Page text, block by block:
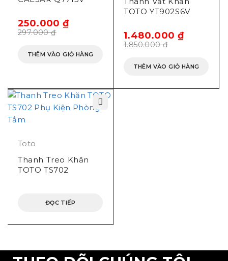
297.000₫
250.000₫
THÊM VÀO GIỎ HÀNG
TOTO YT902S6V
1.850.000₫
1.480.000₫
THÊM VÀO GIỎ HÀNG
Toto
Thanh Treo Khăn
TOTO TS702
ĐỌC TIẾP